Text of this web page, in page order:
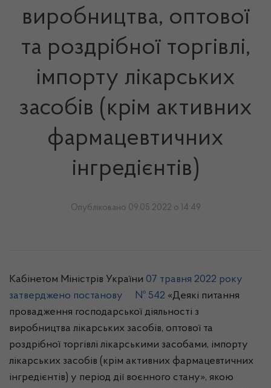
виробництва, оптової
та роздрібної торгівлі,
імпорту лікарських
засобів (крім активних
фармацевтичних
інгредієнтів)
Опубліковано 09.05.2022 о 14:49
Кабінетом Міністрів України 07 травня 2022 року
затверджено постанову № 542 «Деякі питання
провадження господарської діяльності з
виробництва лікарських засобів, оптової та
роздрібної торгівлі лікарськими засобами, імпорту
лікарських засобів (крім активних фармацевтичних
інгредієнтів) у період дії воєнного стану», якою